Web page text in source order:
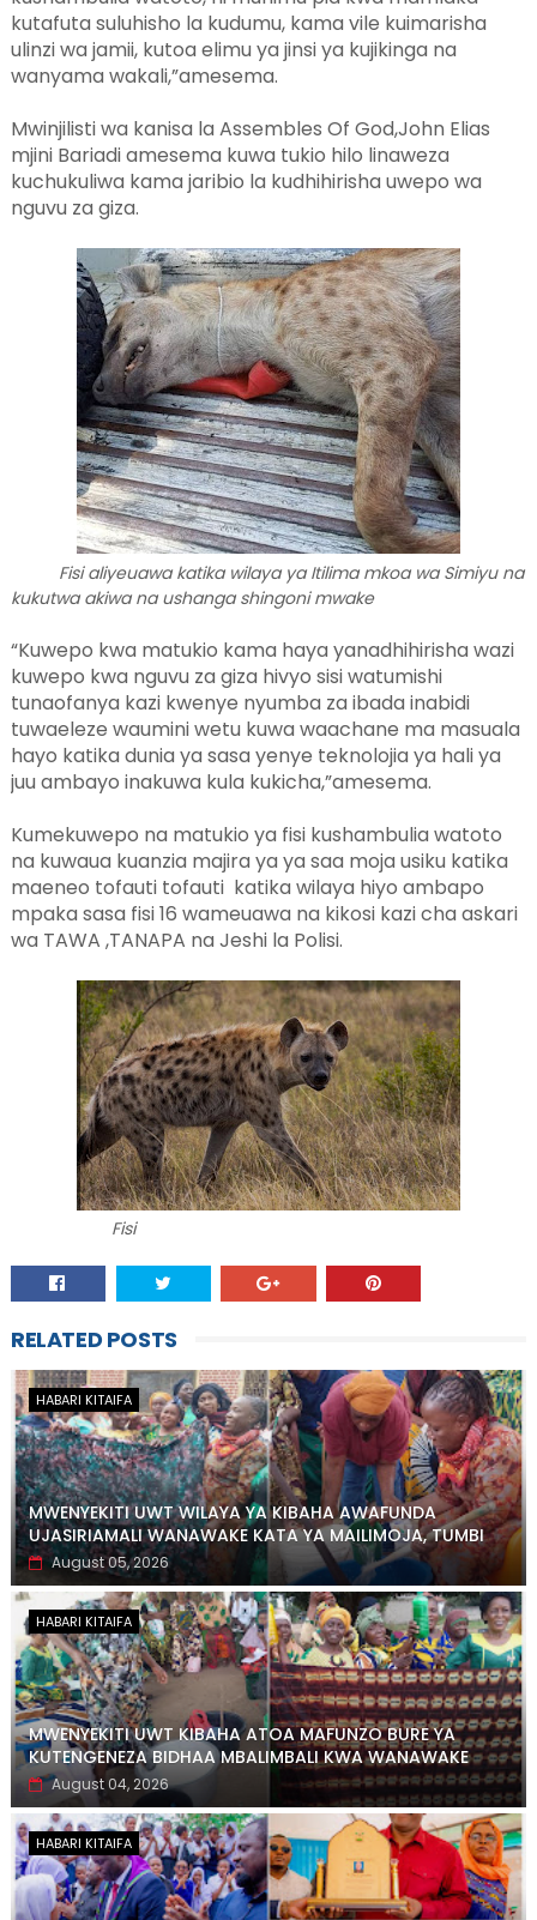
kutafuta suluhisho la kudumu, kama vile kuimarisha
ulinzi wa jamii, kutoa elimu ya jinsi ya kujikinga na
wanyama wakali,”amesema.
Mwinjilisti wa kanisa la Assembles Of God,John Elias
mjini Bariadi amesema kuwa tukio hilo linaweza
kuchukuliwa kama jaribio la kudhihirisha uwepo wa
nguvu za giza.
Fisi aliyeuawa katika wilaya ya Itilima mkoa wa Simiyu na
kukutwa akiwa na ushanga shingoni mwake
“Kuwepo kwa matukio kama haya yanadhihirisha wazi
kuwepo kwa nguvu za giza hivyo sisi watumishi
tunaofanya kazi kwenye nyumba za ibada inabidi
tuwaeleze waumini wetu kuwa waachane ma masuala
hayo katika dunia ya sasa yenye teknolojia ya hali ya
juu ambayo inakuwa kula kukicha,”amesema.
Kumekuwepo na matukio ya fisi kushambulia watoto
na kuwaua kuanzia majira ya ya saa moja usiku katika
maeneo tofauti tofauti katika wilaya hiyo ambapo
mpaka sasa fisi 16 wameuawa na kikosi kazi cha askari
wa TAWA ,TANAPA na Jeshi la Polisi.
Fisi
RELATED POSTS
HABARI KITAIFA
MWENYEKITI UWT WILAYA YA KIBAHA AWAFUNDA
UJASIRIAMALI WANAWAKE KATA YA MAILIMOJA, TUMBI
August 05, 2026
HABARI KITAIFA
MWENYEKITI UWT KIBAHA ATOA MAFUNZO BURE YA
KUTENGENEZA BIDHAA MBALIMBALI KWA WANAWAKE
August 04, 2026
HABARI KITAIFA